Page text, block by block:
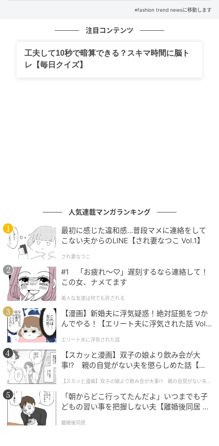
も、旬のバレルシルエットなら一気に今どきの表情
に。鮮やかな赤のバレエシューズがコーデのアクセン
トとして活躍し、パンツの丸みが女性らしさをプラス
しています。涼しげな素材のバッグを添えることで季
節感もアップ。ベーシックなアイテム同士でも、シル
エットや小物選びで鮮度の高い着こなしが楽しめま
す。
軽やかにはけるデニム見えパンツ
※fashion trend newsに移動します
注目コンテンツ
工夫して10秒で暗算できる？スキマ時間に脳ト
レ【毎日クイズ】
人気連載マンガランキング
最初に感じた違和感…普段マメに連絡をして
こない夫からのLINE【され妻なつこ Vol.1】
され妻なつこ
#1 「お疲れ〜♡」遅刻するなら連絡して！
この女、ナメてます
美人な友達は何でも許される
【漫画】新婚夫に浮気疑惑！絶対証拠をつか
んでやる！【エリート夫に浮気された話 Vol.
エリート夫に浮気された話
【スカッと漫画】双子の娘より飲み会が大
事!? 親の自覚がない夫を懲らしめた話【第1
【スカッと漫画】双子の娘より飲み会が大事!? 親の自覚がない夫を
懲らしめた話
「朝からどこ行ってたんだよ」いつまでも子
どもの習い事を把握しない夫【離婚後同居 Vo
離婚後同居